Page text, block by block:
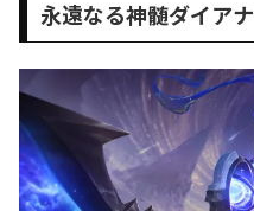
永遠なる神髄ダイアナ